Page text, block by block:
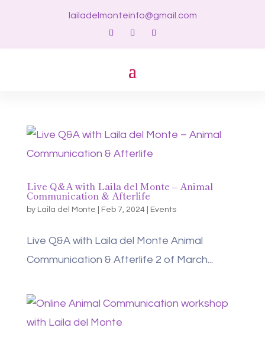
lailadelmonteinfo@gmail.com
Live Q&A with Laila del Monte – Animal
Communication & Afterlife
by Laila del Monte Feb 7, 2024| Events
Live Q&A with Laila del Monte Animal
Communication & Afterlife 2 of March...